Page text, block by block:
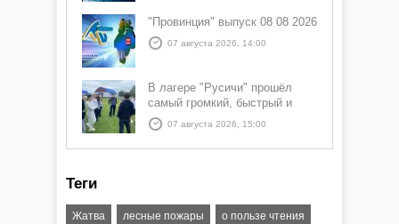
"Провинция" выпуск 08 08 2026
07 августа 2026, 14:00
В лагере "Русичи" прошёл
самый громкий, быстрый и
азартный час дня — Спортчас
07 августа 2026, 15:00
Теги
Жатва лесные пожары о пользе чтения